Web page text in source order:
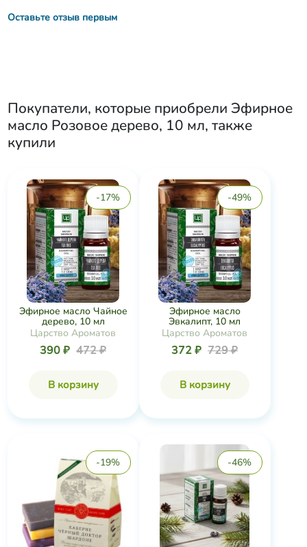
Оставьте отзыв первым
Покупатели, которые приобрели Эфирное
масло Розовое дерево, 10 мл, также
купили
-17%
Эфирное масло Чайное
дерево, 10 мл
Царство Ароматов
390 ₽ 472 ₽
В корзину
-49%
Эфирное масло
Эвкалипт, 10 мл
Царство Ароматов
372 ₽ 729 ₽
В корзину
-19% -46%